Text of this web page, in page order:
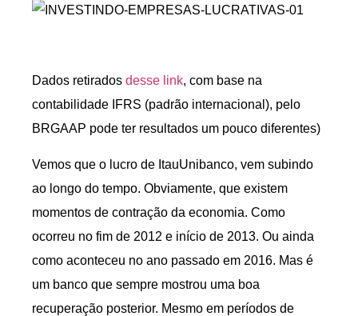
Dados retirados desse link, com base na
contabilidade IFRS (padrão internacional), pelo
BRGAAP pode ter resultados um pouco diferentes)
Vemos que o lucro de ItauUnibanco, vem subindo
ao longo do tempo. Obviamente, que existem
momentos de contração da economia. Como
ocorreu no fim de 2012 e início de 2013. Ou ainda
como aconteceu no ano passado em 2016. Mas é
um banco que sempre mostrou uma boa
recuperação posterior. Mesmo em períodos de